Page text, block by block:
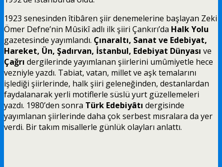
1923 senesinden îtibâren şiir denemelerine başlayan Zeki
Ömer Defne’nin Mûsikî adlı ilk şiiri Çankırı’da Halk Yolu
gazetesinde yayımlandı. Çınaraltı, Sanat ve Edebiyat,
Hareket, Ün, Şadırvan, İstanbul, Edebiyat Dünyası ve
Çağrı dergilerinde yayımlanan şiirlerini umûmiyetle hece
vezniyle yazdı. Tabiat, vatan, millet ve aşk temalarını
işlediği şiirlerinde, halk şiiri geleneğinden, destanlardan
faydalanarak yerli motiflerle süslü yurt güzellemeleri
yazdı. 1980’den sonra Türk Edebiyâtı dergisinde
yayımlanan şiirlerinde daha çok serbest mısralara da yer
verdi. Bir takım misallerle günlük olayları anlattı.